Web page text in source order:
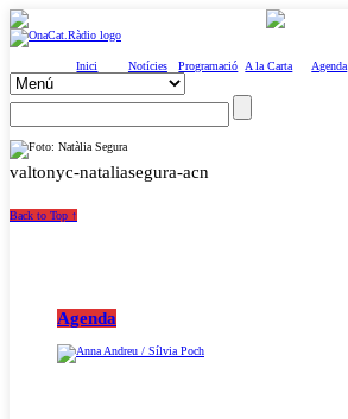
Inici Notícies Programació A la Carta Agenda
valtonyc-nataliasegura-acn
Back to Top ↑
Agenda